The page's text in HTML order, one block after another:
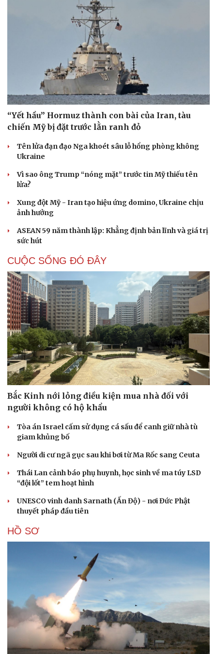
“Yết hầu” Hormuz thành con bài của Iran, tàu
chiến Mỹ bị đặt trước lằn ranh đỏ
Tên lửa đạn đạo Nga khoét sâu lỗ hổng phòng không
Ukraine
Vì sao ông Trump “nóng mặt” trước tin Mỹ thiếu tên
lửa?
Xung đột Mỹ - Iran tạo hiệu ứng domino, Ukraine chịu
ảnh hưởng
ASEAN 59 năm thành lập: Khẳng định bản lĩnh và giá trị
sức hút
CUỘC SỐNG ĐÓ ĐÂY
Bắc Kinh nới lỏng điều kiện mua nhà đối với
người không có hộ khẩu
Tòa án Israel cấm sử dụng cá sấu để canh giữ nhà tù
giam khủng bố
Người di cư ngã gục sau khi bơi từ Ma Rốc sang Ceuta
Thái Lan cảnh báo phụ huynh, học sinh về ma túy LSD
“đội lốt” tem hoạt hình
UNESCO vinh danh Sarnath (Ấn Độ) - nơi Đức Phật
thuyết pháp đầu tiên
HỒ SƠ